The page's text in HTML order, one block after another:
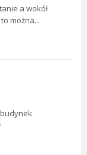
a wokół
można...